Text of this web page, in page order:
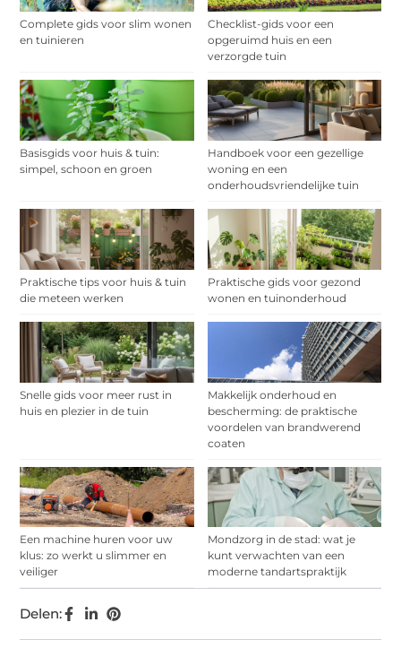
Complete gids voor slim wonen
en tuinieren
Checklist-gids voor een
opgeruimd huis en een
verzorgde tuin
Basisgids voor huis & tuin:
simpel, schoon en groen
Handboek voor een gezellige
woning en een
onderhoudsvriendelijke tuin
Praktische tips voor huis & tuin
die meteen werken
Praktische gids voor gezond
wonen en tuinonderhoud
Snelle gids voor meer rust in
huis en plezier in de tuin
Makkelijk onderhoud en
bescherming: de praktische
voordelen van brandwerend
coaten
Een machine huren voor uw
klus: zo werkt u slimmer en
veiliger
Mondzorg in de stad: wat je
kunt verwachten van een
moderne tandartspraktijk
Delen: